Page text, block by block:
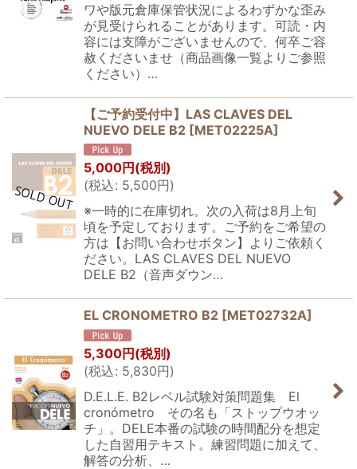
ワや版元倉庫保管状況によるわずかな歪み
が見受けられることがあります。可読・内
容には支障がございませんので、何卒ご容
赦くださいませ（商品画像一覧よりご参照
ください）…
【ご予約受付中】LAS CLAVES DEL
NUEVO DELE B2 [MET02225A]
5,000円 (税別)
(税込: 5,500円)
※一時的に在庫切れ。次の入荷は8月上旬
頃を予定しております。ご予約をご希望の
方は【お問い合わせボタン】よりご依頼く
ださい。LAS CLAVES DEL NUEVO
DELE B2（音声ダウン…
EL CRONOMETRO B2 [MET02732A]
5,300円(税別)
(税込: 5,830円)
D.E.L.E. B2レベル試験対策問題集 El
cronómetro その名も「ストップウオッ
チ」。DELE本番の試験の時間配分を想定
した自習用テキスト。練習問題に加えて、
解答の分析、…